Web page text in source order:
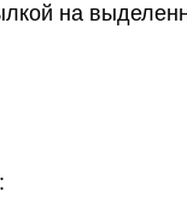
на